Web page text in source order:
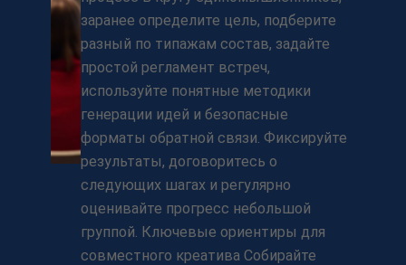
заранее определите цель, подберите
разный по типажам состав, задайте
простой регламент встреч,
используйте понятные методики
генерации идей и безопасные
форматы обратной связи. Фиксируйте
результаты, договоритесь о
следующих шагах и регулярно
оценивайте прогресс небольшой
группой. Ключевые ориентиры для
совместного креатива Собирайте